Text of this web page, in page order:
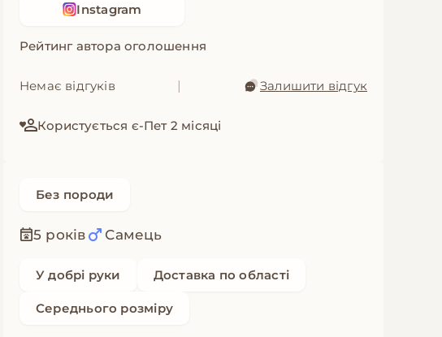
Instagram
Рейтинг автора оголошення
Немає відгуків | Залишити відгук
Користується є-Пет 2 місяці
Без породи
5 років Самець
У добрі руки Доставка по області
Середнього розміру